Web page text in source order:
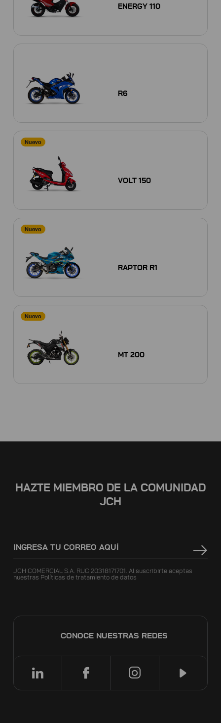
ENERGY 110
R6
Nuevo
VOLT 150
Nuevo
RAPTOR R1
Nuevo
MT 200
HAZTE MIEMBRO DE LA COMUNIDAD
JCH
JCH COMERCIAL S.A. RUC 20318171701. Al suscribirte aceptas
nuestras Políticas de tratamiento de datos
CONOCE NUESTRAS REDES